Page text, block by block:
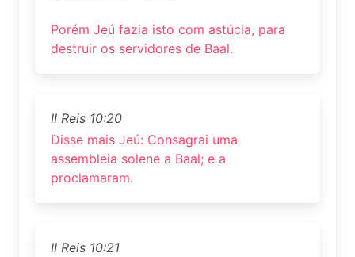
Porém Jeú fazia isto com astúcia, para
destruir os servidores de Baal.
II Reis 10:20
Disse mais Jeú: Consagrai uma
assembleia solene a Baal; e a
proclamaram.
II Reis 10:21